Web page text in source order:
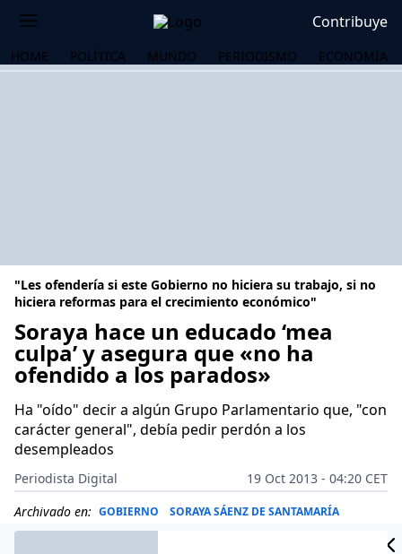
Contribuye
HOME POLÍTICA MUNDO PERIODISMO ECONOMÍA
"Les ofendería si este Gobierno no hiciera su trabajo, si no
hiciera reformas para el crecimiento económico"
Soraya hace un educado ‘mea
culpa’ y asegura que «no ha
ofendido a los parados»
Ha "oído" decir a algún Grupo Parlamentario que, "con
carácter general", debía pedir perdón a los
desempleados
Periodista Digital
19 Oct 2013 - 04:20 CET
Archivado en: GOBIERNO SORAYA SÁENZ DE SANTAMARÍA